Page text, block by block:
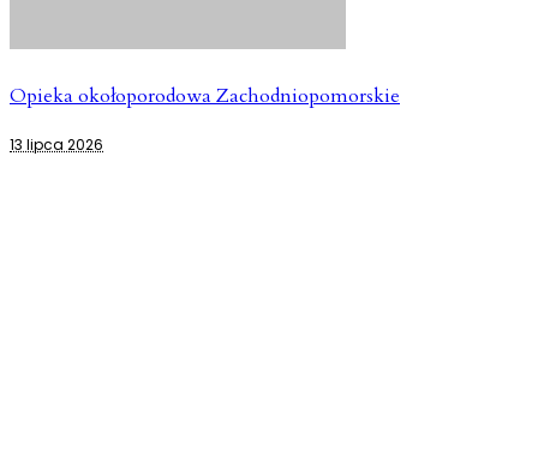
Opieka okołoporodowa Zachodniopomorskie
13 lipca 2026